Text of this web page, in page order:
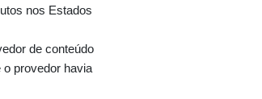
nos Estados
de conteúdo
provedor havia